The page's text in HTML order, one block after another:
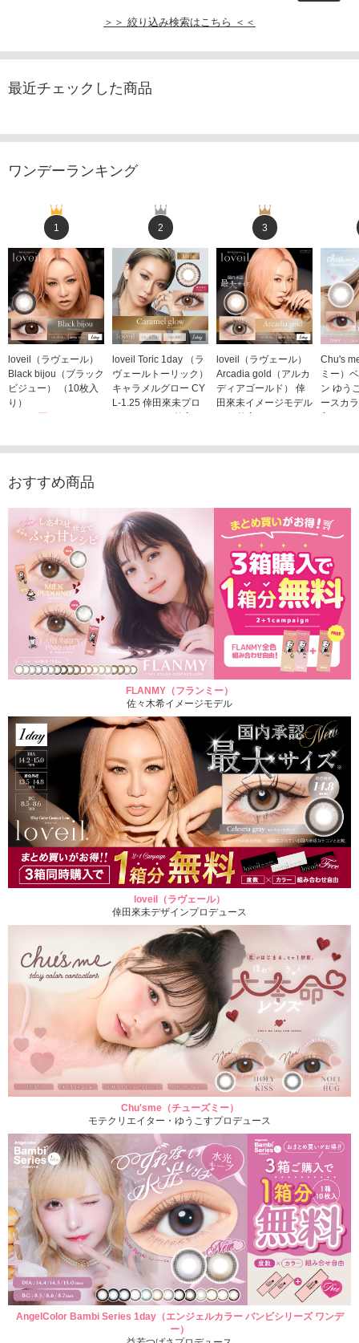
＞＞ 絞り込み検索はこちら ＜＜
最近チェックした商品
ワンデーランキング
1
loveil（ラヴェール）
Black bijou（ブラック
ビジュー） （10枚入
り）
2
loveil Toric 1day （ラ
ヴェールトーリック）
キャラメルグロー CY
L-1.25 倖田來未プロ
デュース （10枚入
1,760円(税込)
3
loveil（ラヴェール）
Arcadia gold（アルカ
ディアゴールド） 倖
田來未イメージモデル
（10枚入り）
Chu's
ミー）
ン ゆう
ースカ
入り）
おすすめ商品
FLANMY（フランミー）
佐々木希イメージモデル
loveil（ラヴェール）
倖田來未デザインプロデュース
Chu'sme（チューズミー）
モテクリエイター・ゆうこすプロデュース
AngelColor Bambi Series 1day（エンジェルカラー バンビシリーズ ワンデ
ー）